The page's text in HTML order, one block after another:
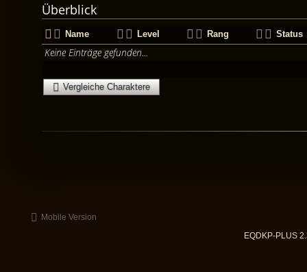
Überblick
Name Level Rang Status
Keine Einträge gefunden...
Vergleiche Charaktere
Mobile Version
EQDKP-PLUS